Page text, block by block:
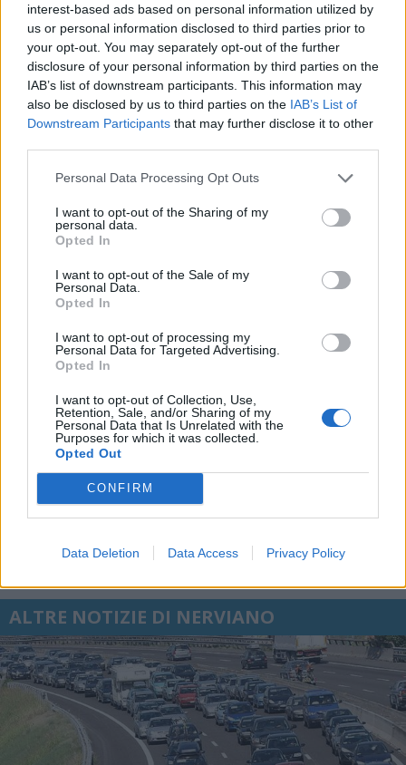
interest-based ads based on personal information utilized by
us or personal information disclosed to third parties prior to
your opt-out. You may separately opt-out of the further
disclosure of your personal information by third parties on the
IAB’s list of downstream participants. This information may
also be disclosed by us to third parties on the IAB’s List of
Downstream Participants that may further disclose it to other
Personal Data Processing Opt Outs
I want to opt-out of the Sharing of my
personal data.
Opted In
I want to opt-out of the Sale of my
Personal Data.
Opted In
I want to opt-out of processing my
Personal Data for Targeted Advertising.
Opted In
I want to opt-out of Collection, Use,
Retention, Sale, and/or Sharing of my
Personal Data that Is Unrelated with the
Purposes for which it was collected.
Opted Out
CONFIRM
Data Deletion Data Access Privacy Policy
Iscriviti alla
newsletter
Accedi oregistrati per commentare questo
articolo.
L'email è richiesta ma non verrà mostrata ai visitatori. Il contenuto di questo
commento esprime il pensiero dell'autore e non rappresenta la linea editoriale
di VareseNews.it, che rimane autonoma e indipendente. I messaggi inclusi nei
commenti non sono testi giornalistici, ma post inviati dai singoli lettori che
ALTRE NOTIZIE DI NERVIANO